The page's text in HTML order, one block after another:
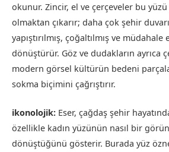
okunur. Zincir, el ve çerçeveler bu
olmaktan çıkarır; daha çok şehir
yapıştırılmış, çoğaltılmış ve
dönüştürür. Göz ve dudakların ayrıca
modern görsel kültürün bedeni
sokma biçimini çağrıştırır.
ikonolojik: Eser, çağdaş şehir
özellikle kadın yüzünün nasıl bir
dönüştüğünü gösterir. Burada yüz